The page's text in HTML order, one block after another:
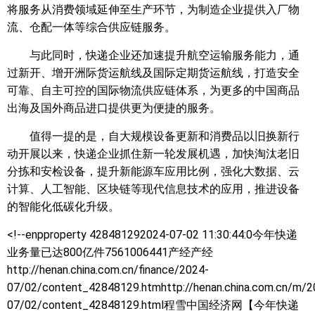
将服务从消费领域延伸至生产环节，为制造企业提供入厂物
流、仓配一体等综合供应链服务。
与此同时，快递企业还加速提升航空运输服务能力，通
过新开、增开洲际货运航线及国际定期货运航线，打造安全
可靠、自主可控的国际物流供应链体系，为更多的中国商品
出海及国外商品进口提供更为便捷的服务。
值得一提的是，自大规模设备更新和消费品以旧换新行
动开展以来，快递企业抓住新一轮发展机遇，加快淘汰老旧
分拣和安检设备，提升新能源车应用比例，强化大数据、云
计算、人工智能、区块链等现代信息技术的应用，推进设备
的智能化低碳化升级。
<!--enpproperty 428481292024-07-02 11:30:44:0今年快递
业务量已达800亿件7561006441产经产经
http://henan.china.com.cn/finance/2024-
07/02/content_42848129.htmhttp://henan.china.com.cn/m/
07/02/content_42848129.html程雪中国经济网【今年快递